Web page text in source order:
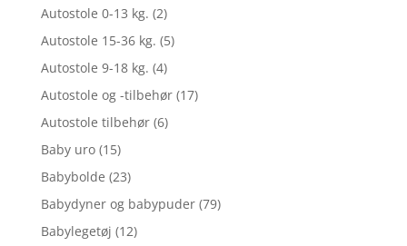
Autostole 0-13 kg. (2)
Autostole 15-36 kg. (5)
Autostole 9-18 kg. (4)
Autostole og -tilbehør (17)
Autostole tilbehør (6)
Baby uro (15)
Babybolde (23)
Babydyner og babypuder (79)
Babylegetøj (12)